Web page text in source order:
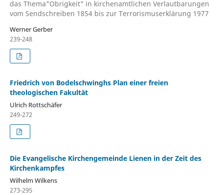
das Thema"Obrigkeit" in kirchenamtlichen Verlautbarungen
vom Sendschreiben 1854 bis zur Terrorismuserklärung 1977
Werner Gerber
239-248
Friedrich von Bodelschwinghs Plan einer freien
theologischen Fakultät
Ulrich Rottschäfer
249-272
Die Evangelische Kirchengemeinde Lienen in der Zeit des
Kirchenkampfes
Wilhelm Wilkens
273-295